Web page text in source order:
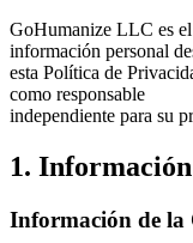
GoHumanize LLC es el
información personal
esta Política de
como responsable
independiente para su
1.
Información de la